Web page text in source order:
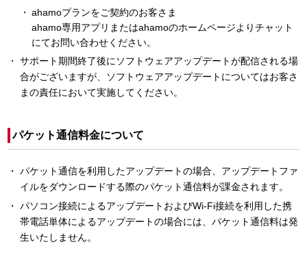
ahamoプランをご契約のお客さま
ahamo専用アプリまたはahamoのホームページよりチャット
にてお問い合わせください。
サポート期間終了後にソフトウェアアップデートが配信される場
合がございますが、ソフトウェアアップデートについてはお客さ
まの責任において実施してください。
パケット通信料金について
パケット通信を利用したアップデートの場合、アップデートファ
イルをダウンロードする際のパケット通信料が課金されます。
パソコン接続によるアップデートおよびWi-Fi接続を利用した携
帯電話単体によるアップデートの場合には、パケット通信料は発
生いたしません。